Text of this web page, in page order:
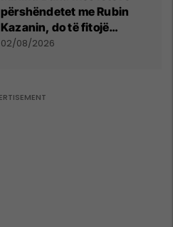
përshëndetet me Rubin
Kazanin, do të fitojë
miliona te Spartak Moska
02/08/2026